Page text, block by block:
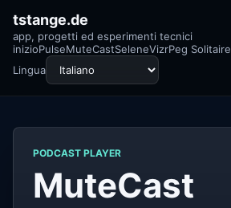
tstange.de
app, progetti ed esperimenti tecnici
inizioPulseMuteCastSeleneVizrPeg Solitaire
Lingua
PODCAST PLAYER
MuteCast